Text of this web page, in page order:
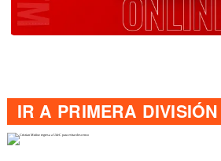
IR A PRIMERA DIVISIÓN